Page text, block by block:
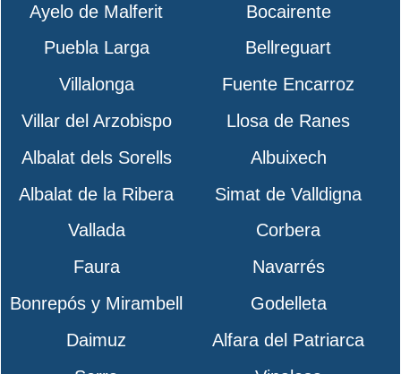
Ayelo de Malferit
Bocairente
Puebla Larga
Bellreguart
Villalonga
Fuente Encarroz
Villar del Arzobispo
Llosa de Ranes
Albalat dels Sorells
Albuixech
Albalat de la Ribera
Simat de Valldigna
Vallada
Corbera
Faura
Navarrés
Bonrepós y Mirambell
Godelleta
Daimuz
Alfara del Patriarca